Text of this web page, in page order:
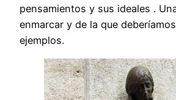
pensamientos y sus ideales .
enmarcar y de la que
ejemplos.